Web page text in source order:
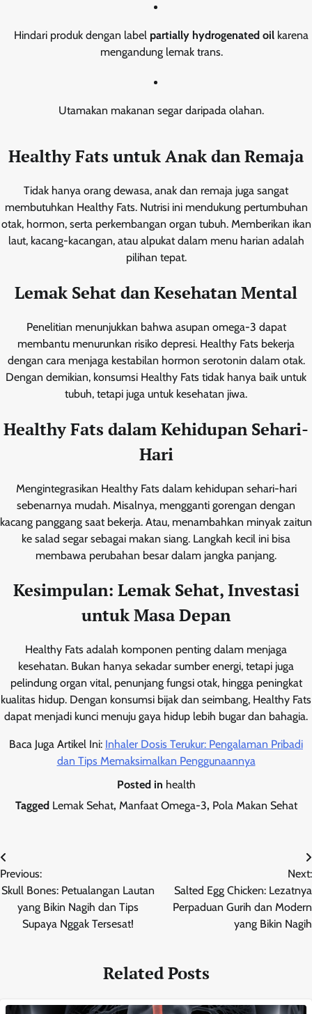
Hindari produk dengan label partially hydrogenated oil karena
mengandung lemak trans.
Utamakan makanan segar daripada olahan.
Healthy Fats untuk Anak dan Remaja
Tidak hanya orang dewasa, anak dan remaja juga sangat
membutuhkan Healthy Fats. Nutrisi ini mendukung pertumbuhan
otak, hormon, serta perkembangan organ tubuh. Memberikan ikan
laut, kacang-kacangan, atau alpukat dalam menu harian adalah
pilihan tepat.
Lemak Sehat dan Kesehatan Mental
Penelitian menunjukkan bahwa asupan omega-3 dapat
membantu menurunkan risiko depresi. Healthy Fats bekerja
dengan cara menjaga kestabilan hormon serotonin dalam otak.
Dengan demikian, konsumsi Healthy Fats tidak hanya baik untuk
tubuh, tetapi juga untuk kesehatan jiwa.
Healthy Fats dalam Kehidupan Sehari-
Hari
Mengintegrasikan Healthy Fats dalam kehidupan sehari-hari
sebenarnya mudah. Misalnya, mengganti gorengan dengan
kacang panggang saat bekerja. Atau, menambahkan minyak zaitun
ke salad segar sebagai makan siang. Langkah kecil ini bisa
membawa perubahan besar dalam jangka panjang.
Kesimpulan: Lemak Sehat, Investasi
untuk Masa Depan
Healthy Fats adalah komponen penting dalam menjaga
kesehatan. Bukan hanya sekadar sumber energi, tetapi juga
pelindung organ vital, penunjang fungsi otak, hingga peningkat
kualitas hidup. Dengan konsumsi bijak dan seimbang, Healthy Fats
dapat menjadi kunci menuju gaya hidup lebih bugar dan bahagia.
Baca Juga Artikel Ini: Inhaler Dosis Terukur: Pengalaman Pribadi
dan Tips Memaksimalkan Penggunaannya
Posted in health
Tagged Lemak Sehat, Manfaat Omega-3, Pola Makan Sehat
Post
navigation
Previous:
Skull Bones: Petualangan Lautan
yang Bikin Nagih dan Tips
Supaya Nggak Tersesat!
Next:
Salted Egg Chicken: Lezatnya
Perpaduan Gurih dan Modern
yang Bikin Nagih
Related Posts